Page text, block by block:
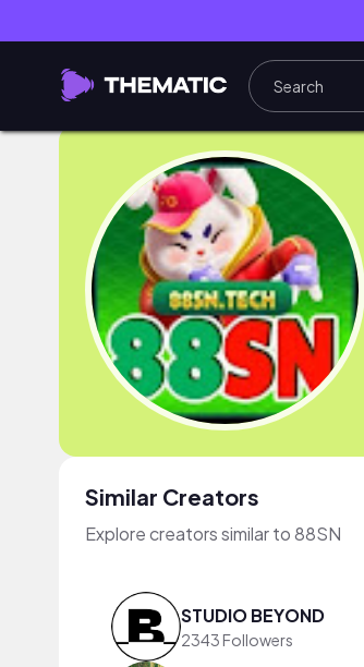
Similar Creators
Explore creators similar to 88SN
STUDIO BEYOND
2343 Followers